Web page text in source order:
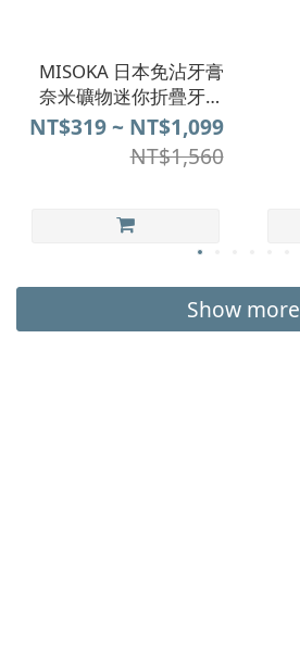
MISOKA 日本免沾牙膏
奈米礦物迷你折疊牙刷
(台灣限定)少量到貨
NT$319 ~ NT$1,099
NT$1,560
Show more